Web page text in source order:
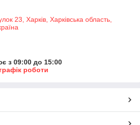
23, Харків, Харківська область,
з 09:00 до 15:00
роботи